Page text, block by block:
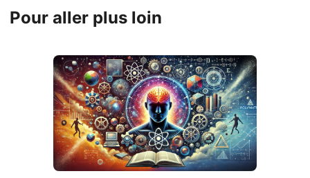
Pour aller plus loin